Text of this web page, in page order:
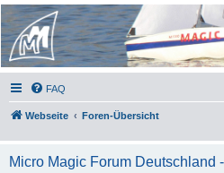
Micro Magic Forum
Deutschland
FAQ
Webseite Foren-Übersicht
Micro Magic Forum Deutschland